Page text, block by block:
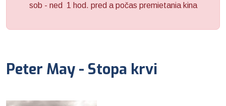
sob - ned 1 hod. pred a počas premietania kina
Peter May - Stopa krvi